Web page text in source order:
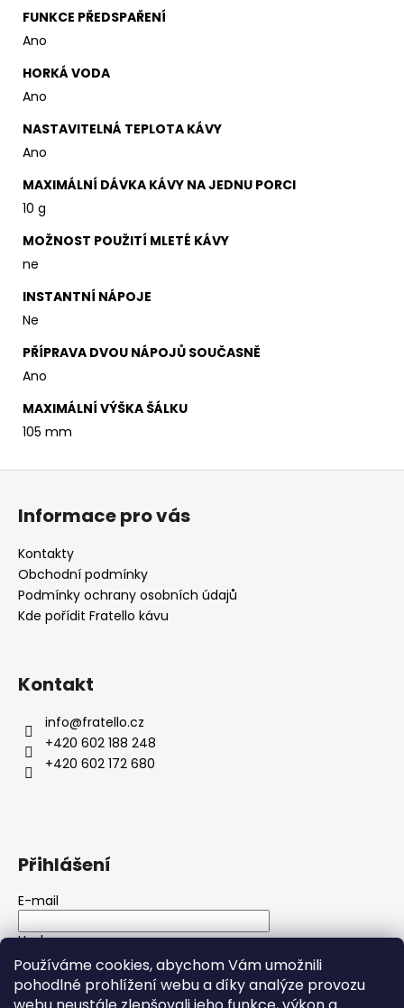
Používáme cookies, abychom Vám umožnili
pohodlné prohlížení webu a díky analýze provozu
FUNKCE PŘEDSPAŘENÍ
Ano
HORKÁ VODA
Ano
NASTAVITELNÁ TEPLOTA KÁVY
Ano
MAXIMÁLNÍ DÁVKA KÁVY NA JEDNU PORCI
10 g
MOŽNOST POUŽITÍ MLETÉ KÁVY
ne
INSTANTNÍ NÁPOJE
Ne
PŘÍPRAVA DVOU NÁPOJŮ SOUČASNĚ
Ano
MAXIMÁLNÍ VÝŠKA ŠÁLKU
105 mm
Z
Informace pro vás
Kontakty
Obchodní podmínky
Podmínky ochrany osobních údajů
Kde pořídit Fratello kávu
Kontakt
info@fratello.cz
+420 602 188 248
+420 602 172 680
Přihlášení
E-mail
Heslo
PŘIHLÁSIT SE